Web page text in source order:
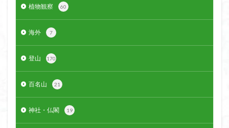
植物観察 60
海外 7
登山 170
百名山 21
神社・仏閣 19